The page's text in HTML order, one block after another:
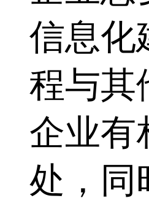
信息化
程与其
企业有
处，同